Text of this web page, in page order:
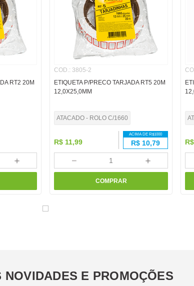
RT2 20M
＋
COD.: 3805-2
ETIQUETA P/PRECO TARJADA RT5 20M
12,0X25,0MM
ATACADO - ROLO C/1660
R$ 11,99
ACIMA DE R$1000
R$ 10,79
＋
－
COMPRAR
R$
NOVIDADES E PROMOÇÕES